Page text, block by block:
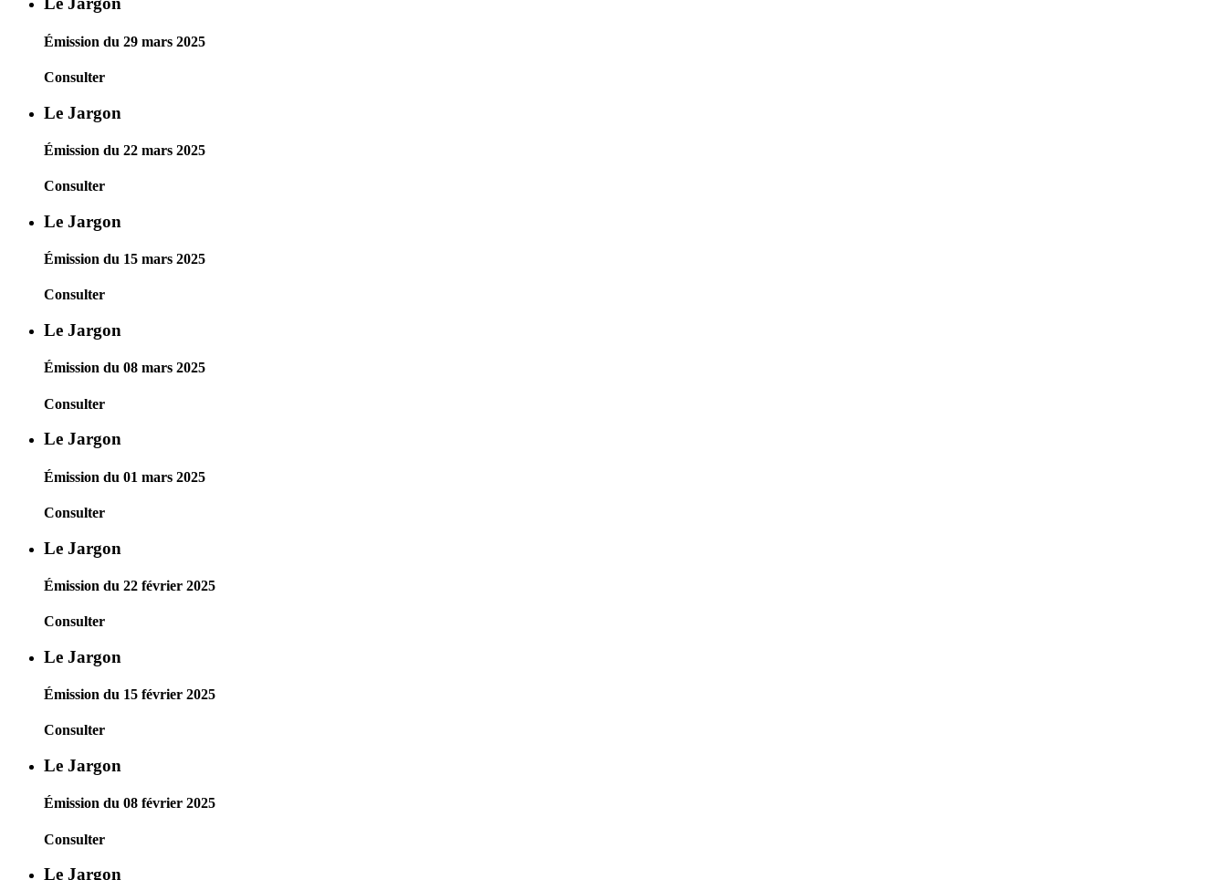
Émission du 29 mars 2025
Consulter
Le Jargon
Émission du 22 mars 2025
Consulter
Le Jargon
Émission du 15 mars 2025
Consulter
Le Jargon
Émission du 08 mars 2025
Consulter
Le Jargon
Émission du 01 mars 2025
Consulter
Le Jargon
Émission du 22 février 2025
Consulter
Le Jargon
Émission du 15 février 2025
Consulter
Le Jargon
Émission du 08 février 2025
Consulter
Le Jargon